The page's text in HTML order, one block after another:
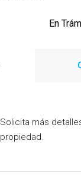
En
Solicita más
propiedad.